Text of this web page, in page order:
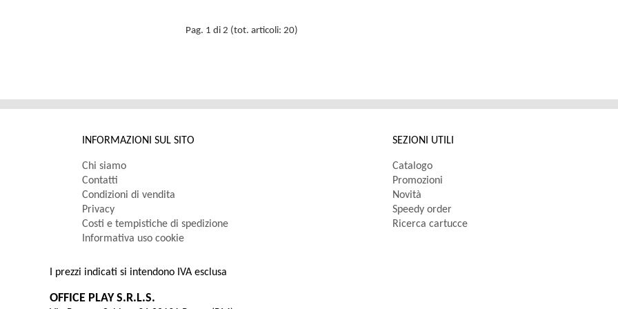
Pag. 1 di 2 (tot. articoli: 20)
INFORMAZIONI SUL SITO
Chi siamo
Contatti
Condizioni di vendita
Privacy
Costi e tempistiche di spedizione
Informativa uso cookie
SEZIONI UTILI
Catalogo
Promozioni
Novità
Speedy order
Ricerca cartucce
I prezzi indicati si intendono IVA esclusa
OFFICE PLAY S.R.L.S.